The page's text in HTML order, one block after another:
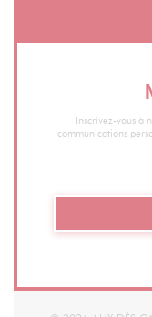
Inscrivez-vous à
communications